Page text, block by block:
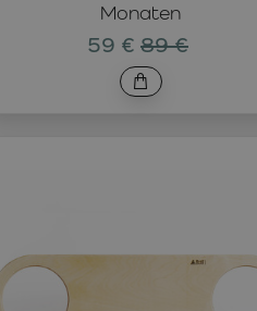
Monaten
59 € 89 €